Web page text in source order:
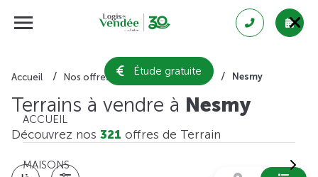
Étude gratuite
ACCUEIL
MAISONS
Accueil Nos offres de terrain Vendée Nesmy
Terrains à vendre à Nesmy
Découvrez nos 321 offres de Terrain